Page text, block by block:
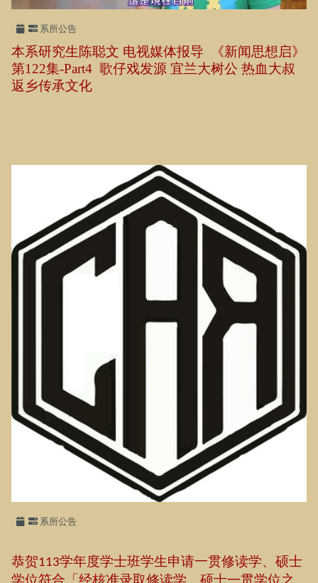
系所公告
本系研究生陈聪文 电视媒体报导 《新闻思想启》
第122集-Part4 歌仔戏发源 宜兰大树公 热血大叔
返乡传承文化
系所公告
恭贺113学年度学士班学生申请一贯修读学、硕士
学位符合「经核准录取修读学、硕士一贯学位之